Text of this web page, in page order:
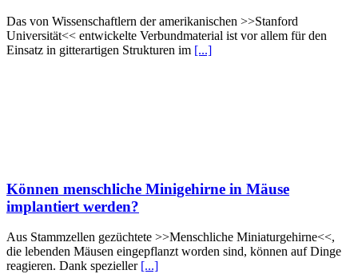
Das von Wissenschaftlern der amerikanischen >>Stanford
Universität<< entwickelte Verbundmaterial ist vor allem für den
Einsatz in gitterartigen Strukturen im [...]
Können menschliche Minigehirne in Mäuse
implantiert werden?
Aus Stammzellen gezüchtete >>Menschliche Miniaturgehirne<<,
die lebenden Mäusen eingepflanzt worden sind, können auf Dinge
reagieren. Dank spezieller [...]